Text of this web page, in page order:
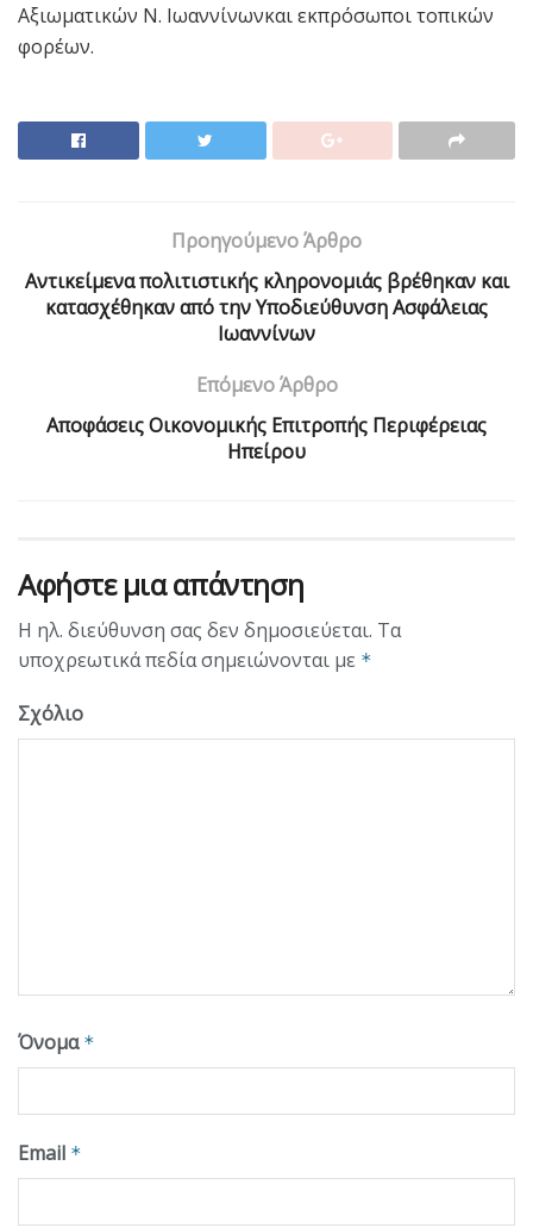
Αξιωματικών Ν. Ιωαννίνωνκαι εκπρόσωποι τοπικών
φορέων.
Προηγούμενο Άρθρο
Αντικείμενα πολιτιστικής κληρονομιάς βρέθηκαν και
κατασχέθηκαν από την Υποδιεύθυνση Ασφάλειας
Ιωαννίνων
Επόμενο Άρθρο
Αποφάσεις Οικονομικής Επιτροπής Περιφέρειας
Ηπείρου
Αφήστε μια απάντηση
Η ηλ. διεύθυνση σας δεν δημοσιεύεται. Τα
υποχρεωτικά πεδία σημειώνονται με *
Σχόλιο
Όνομα *
Email *